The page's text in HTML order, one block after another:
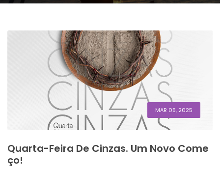
MAR 05, 2025
Quarta-Feira De Cinzas. Um Novo Come
Ço!